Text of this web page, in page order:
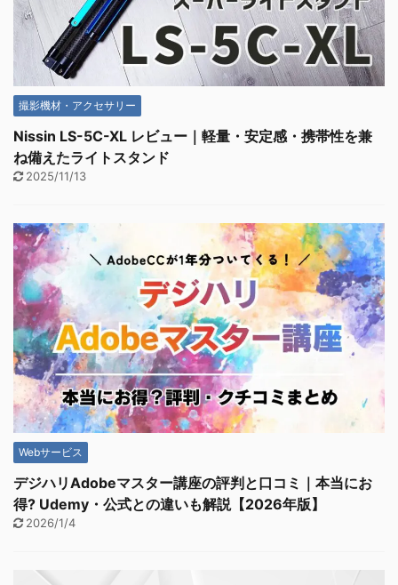
撮影機材・アクセサリー
Nissin LS-5C-XL レビュー｜軽量・安定感・携帯性を兼
ね備えたライトスタンド
2025/11/13
Webサービス
デジハリAdobeマスター講座の評判と口コミ｜本当にお
得? Udemy・公式との違いも解説【2026年版】
2026/1/4